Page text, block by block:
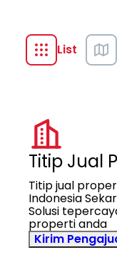
List
Titip Jual
Titip jual
Indonesia
Solusi
properti anda
Kirim